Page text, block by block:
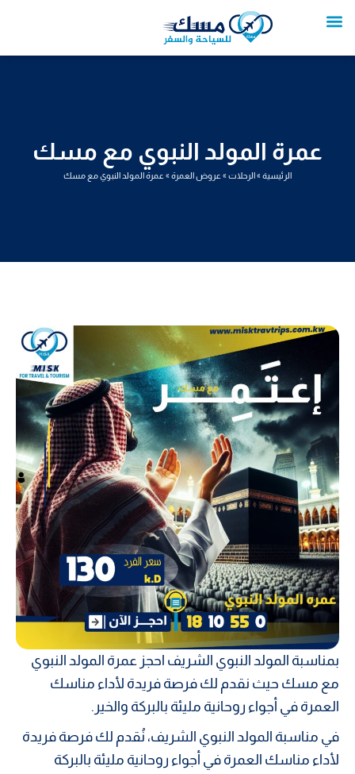
إلى
عمرة المولد النبوي مع مسك
الرئيسية»الرحلات» عروض العمرة» عمرة المولد النبوي مع مسك
بمناسبة المولد النبوي الشريف احجز عمرة المولد النبوي
مع مسك حيث نقدم لك فرصة فريدة لأداء مناسك
العمرة في أجواء روحانية مليئة بالبركة والخير.
في مناسبة المولد النبوي الشريف، نُقدم لك فرصة فريدة
لأداء مناسك العمرة في أجواء روحانية مليئة بالبركة